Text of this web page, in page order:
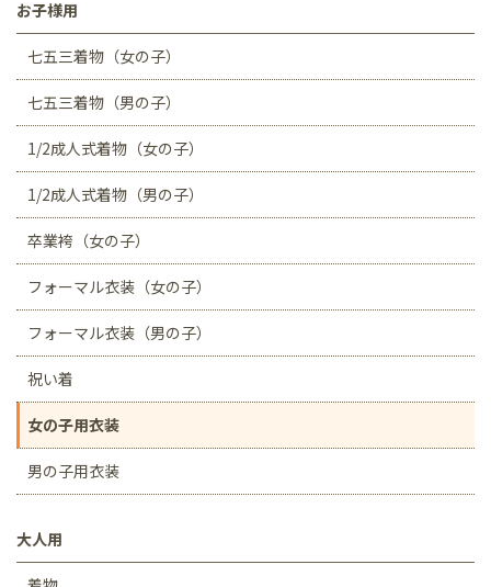
お子様用
七五三着物（女の子）
七五三着物（男の子）
1/2成人式着物（女の子）
1/2成人式着物（男の子）
卒業袴（女の子）
フォーマル衣装（女の子）
フォーマル衣装（男の子）
祝い着
女の子用衣装
男の子用衣装
大人用